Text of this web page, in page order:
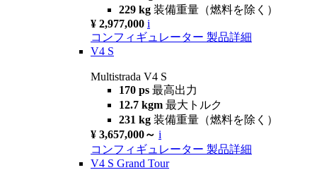
229 kg 装備重量（燃料を除く）
¥ 2,977,000 i
コンフィギュレーター 製品詳細
V4 S
Multistrada V4 S
170 ps 最高出力
12.7 kgm 最大トルク
231 kg 装備重量（燃料を除く）
¥ 3,657,000～ i
コンフィギュレーター 製品詳細
V4 S Grand Tour